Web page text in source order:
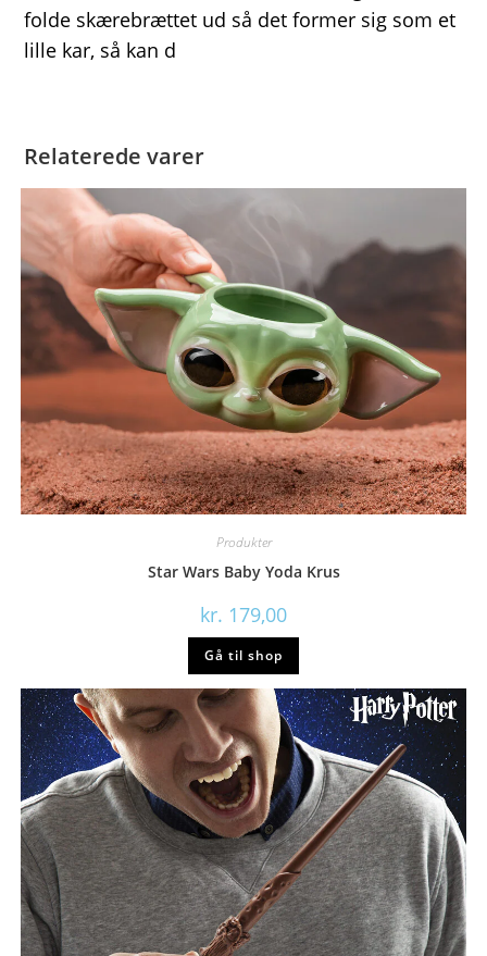
folde skærebrættet ud så det former sig som et
lille kar, så kan d
Relaterede varer
Produkter
Star Wars Baby Yoda Krus
kr. 179,00
Gå til shop